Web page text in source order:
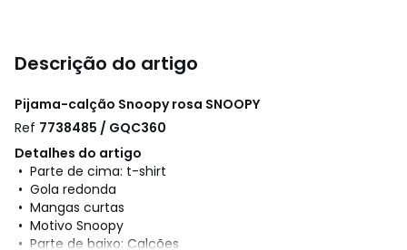
Descrição do artigo
Pijama-calção Snoopy rosa SNOOPY
Ref 7738485 / GQC360
Detalhes do artigo
• Parte de cima: t-shirt
• Gola redonda
• Mangas curtas
• Motivo Snoopy
• Parte de baixo: Calções